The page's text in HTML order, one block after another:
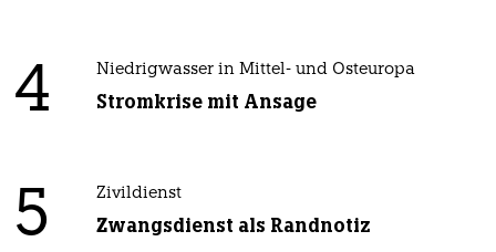
4 Niedrigwasser in Mittel- und Osteuropa
Stromkrise mit Ansage
5 Zivildienst
Zwangsdienst als Randnotiz